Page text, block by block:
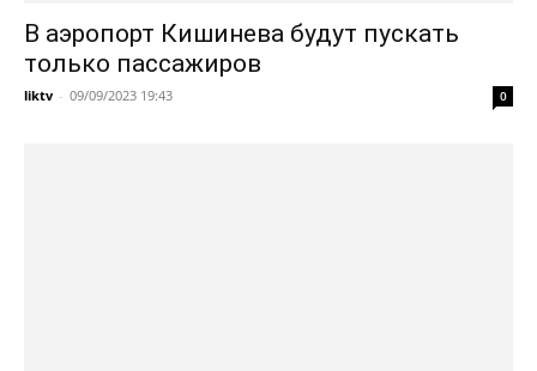
В аэропорт Кишинева будут пускать
только пассажиров
liktv - 09/09/2023 19:43 0